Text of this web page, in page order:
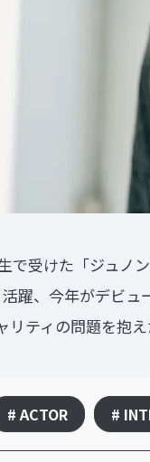
で受けた「ジュノ
躍、今年がデビ
ティの問題を抱
# ACTOR #